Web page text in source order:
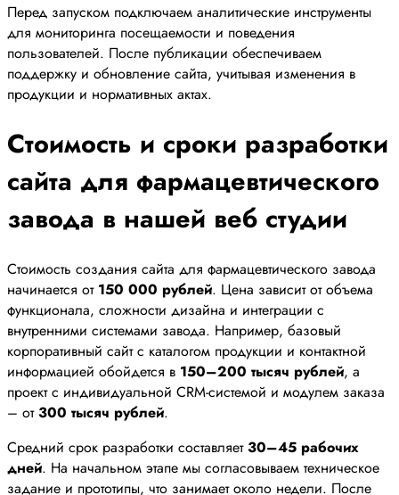
Перед запуском подключаем аналитические инструменты
для мониторинга посещаемости и поведения
пользователей. После публикации обеспечиваем
поддержку и обновление сайта, учитывая изменения в
продукции и нормативных актах.
Стоимость и сроки разработки
сайта для фармацевтического
завода в нашей веб студии
Стоимость создания сайта для фармацевтического завода
начинается от 150 000 рублей. Цена зависит от объема
функционала, сложности дизайна и интеграции с
внутренними системами завода. Например, базовый
корпоративный сайт с каталогом продукции и контактной
информацией обойдется в 150–200 тысяч рублей, а
проект с индивидуальной CRM-системой и модулем заказа
– от300 тысяч рублей.
Средний срок разработки составляет30–45 рабочих
дней. На начальном этапе мы согласовываем техническое
задание и прототипы, что занимает около недели. После